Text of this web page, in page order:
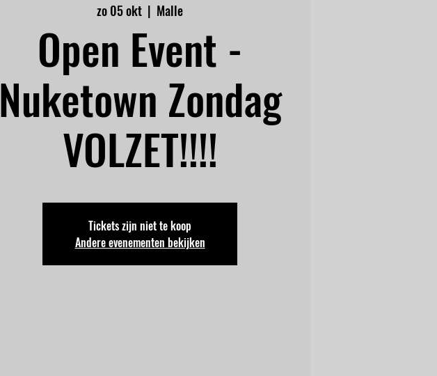
zo 05 okt
  |
Malle
Open Event -
Nuketown Zondag
VOLZET!!!!
Tickets zijn niet te koop
Andere evenementen bekijken